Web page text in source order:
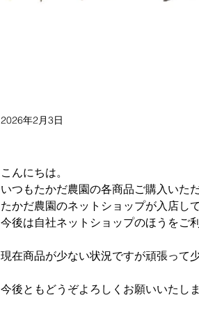
2026年2月3日
こんにちは。
いつもたかだ農園の各商品ご購入いた
たかだ農園のネットショップが入店し
今後は自社ネットショップのほうをご
現在商品が少ない状況ですが頑張って
今後ともどうぞよろしくお願いいたしま